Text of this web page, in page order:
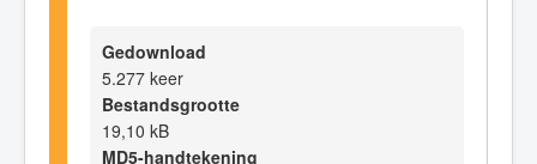
Gedownload
5.277 keer
Bestandsgrootte
19,10 kB
MD5-handtekening